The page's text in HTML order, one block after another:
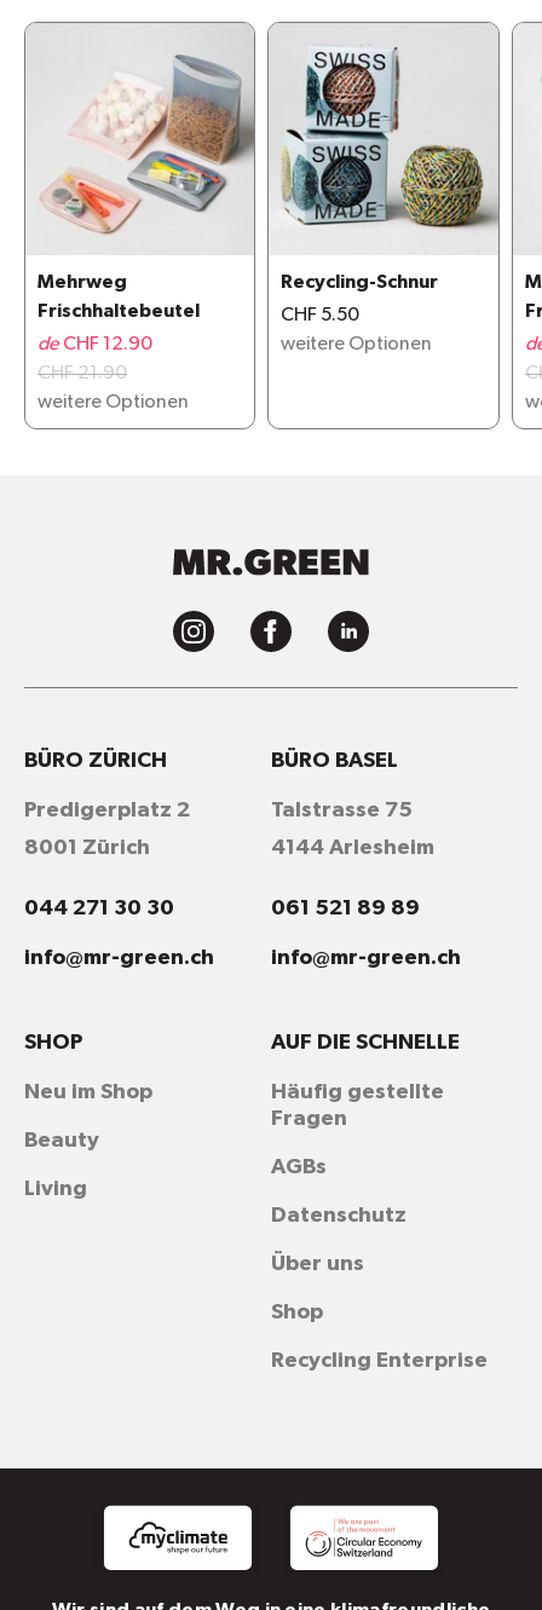
Mehrweg
Frischhaltebeutel
de CHF 12.90
CHF 21.90
weitere Optionen
Recycling-Schnur
CHF 5.50
weitere Optionen
BÜRO ZÜRICH
Predigerplatz 2
8001 Zürich
044 271 30 30
info@mr-green.ch
BÜRO BASEL
Talstrasse 75
4144 Arlesheim
061 521 89 89
info@mr-green.ch
AUF DIE SCHNELLE
Häufig gestellte
Fragen
AGBs
Datenschutz
Über uns
Shop
Recycling Enterprise
SHOP
Neu im Shop
Beauty
Living